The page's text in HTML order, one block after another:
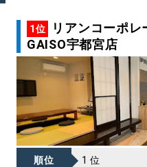
1位
リアンコーポレ
GAISO宇都宮店
順位 1 位